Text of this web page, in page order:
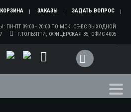
КОРЗИНА ЗАКАЗЫ ЗАДАТЬ ВОПРОС
ПН-ПТ 09:00 - 20:00 ПО МСК. СБ-ВС ВЫХОДНОЙ
Г.ТОЛЬЯТТИ, ОФИЦЕРСКАЯ 35, ОФИС 4005